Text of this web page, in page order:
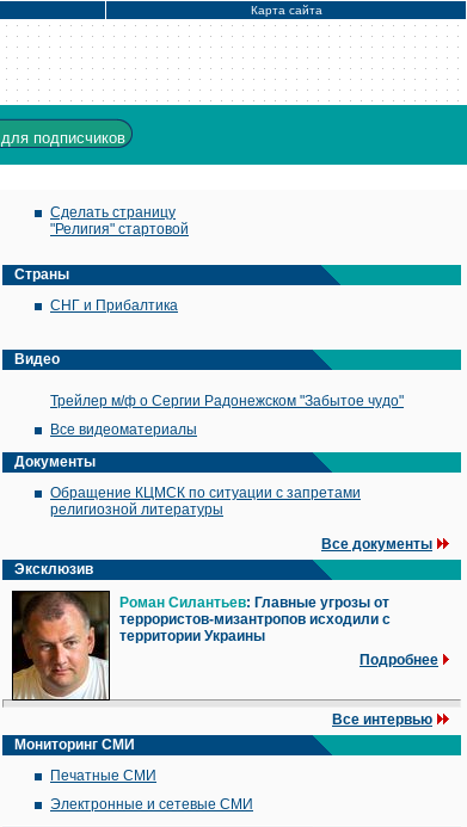
Карта сайта
для подписчиков
Сделать страницу
"Религия" стартовой
Страны
СНГ и Прибалтика
Видео
Трейлер м/ф о Сергии Радонежском "Забытое чудо"
Все видеоматериалы
Документы
Обращение КЦМСК по ситуации с запретами
религиозной литературы
Все документы
Эксклюзив
Роман Силантьев: Главные угрозы от
террористов-мизантропов исходили с
территории Украины
Подробнее
Все интервью
Мониторинг СМИ
Печатные СМИ
Электронные и сетевые СМИ